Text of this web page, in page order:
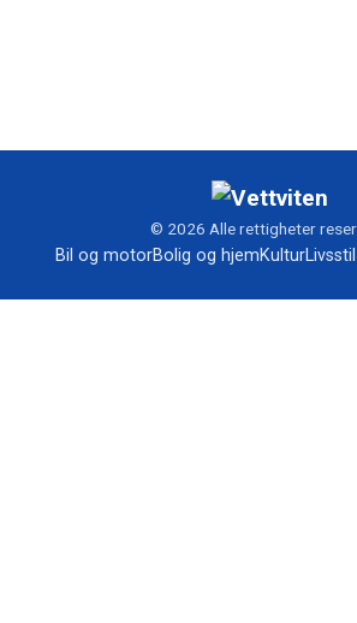
© 2026 Alle rettigheter
Bil og motorBolig og hjemKultur